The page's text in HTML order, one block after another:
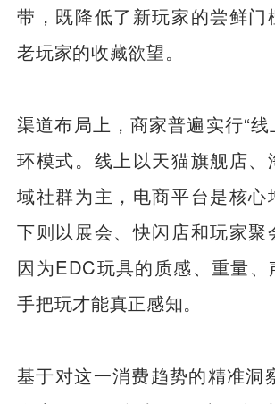
带，既降低了新玩家的尝鲜门
老玩家的收藏欲望。
渠道布局上，商家普遍实行“线
环模式。线上以天猫旗舰店、
域社群为主，电商平台是核心
下则以展会、快闪店和玩家聚
因为EDC玩具的质感、重量、
手把玩才能真正感知。
基于对这一消费趋势的精准洞